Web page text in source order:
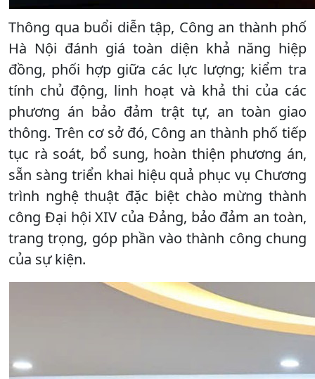
Thông qua buổi diễn tập, Công an thành phố
Hà Nội đánh giá toàn diện khả năng hiệp
đồng, phối hợp giữa các lực lượng; kiểm tra
tính chủ động, linh hoạt và khả thi của các
phương án bảo đảm trật tự, an toàn giao
thông. Trên cơ sở đó, Công an thành phố tiếp
tục rà soát, bổ sung, hoàn thiện phương án,
sẵn sàng triển khai hiệu quả phục vụ Chương
trình nghệ thuật đặc biệt chào mừng thành
công Đại hội XIV của Đảng, bảo đảm an toàn,
trang trọng, góp phần vào thành công chung
của sự kiện.